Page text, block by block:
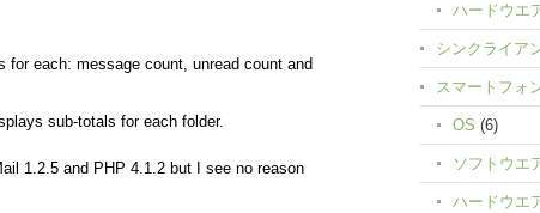
each: message count, unread count and
sub-totals for each folder.
1.2.5 and PHP 4.1.2 but I see no reason
ハードウエ
シンクライア
スマートフォ
OS (6)
ソフトウエ
ハードウエ